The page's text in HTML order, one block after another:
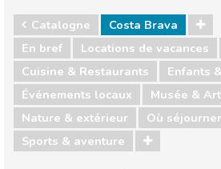
Catalogne
Costa Brava
En bref
Locations de vacances
Cuisine & Restaurants
Enfants
Événements locaux
Musée & Art
Nature & extérieur
Où séjourner
Sports & aventure